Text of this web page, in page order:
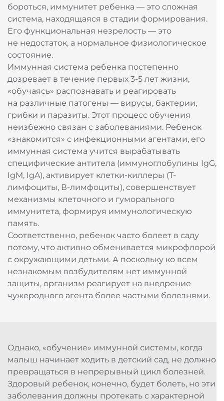
бороться, иммунитет ребенка — это сложная
система, находящаяся в стадии формирования.
Его функциональная незрелость — это
не недостаток, а нормальное физиологическое
состояние.
Иммунная система ребенка постепенно
дозревает в течение первых 3-5 лет жизни,
«обучаясь» распознавать и реагировать
на различные патогены — вирусы, бактерии,
грибки и паразиты. Этот процесс обучения
неизбежно связан с заболеваниями. Ребенок
«знакомится» с инфекционными агентами, его
иммунная система учится вырабатывать
специфические антитела (иммуноглобулины IgG,
IgM, IgA), активирует клетки-киллеры (Т-
лимфоциты, В-лимфоциты), совершенствует
механизмы клеточного и гуморального
иммунитета, формируя иммунологическую
память.
Соответственно, ребенок часто болеет в саду
потому, что активно обменивается микрофлорой
с окружающими детьми. А поскольку ко всем
незнакомым возбудителям нет иммунной
защиты, организм реагирует на внедрение
чужеродного агента более частыми болезнями.
Однако, «обучение» иммунной системы, когда
малыш начинает ходить в детский сад, не должно
превращаться в непрерывный цикл болезней.
Здоровый ребенок, конечно, будет болеть, но эти
заболевания должны протекать с характерной